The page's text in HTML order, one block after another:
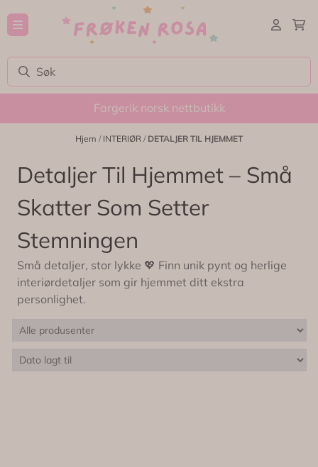
Hopp til innhold
Fargerik norsk nettbutikk
Hjem / INTERIØR / DETALJER TIL HJEMMET
Detaljer Til Hjemmet – Små
Skatter Som Setter
Stemningen
Små detaljer, stor lykke 💖 Finn unik pynt og herlige
interiørdetaljer som gir hjemmet ditt ekstra
personlighet.